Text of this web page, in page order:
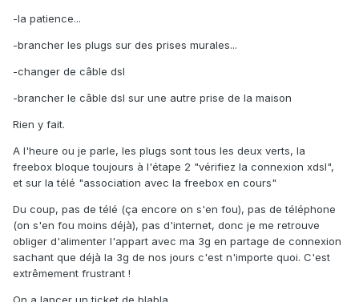
-la patience...
-brancher les plugs sur des prises murales...
-changer de câble dsl
-brancher le câble dsl sur une autre prise de la maison
Rien y fait.
A l'heure ou je parle, les plugs sont tous les deux verts, la
freebox bloque toujours à l'étape 2 "vérifiez la connexion xdsl",
et sur la télé "association avec la freebox en cours"
Du coup, pas de télé (ça encore on s'en fou), pas de téléphone
(on s'en fou moins déjà), pas d'internet, donc je me retrouve
obliger d'alimenter l'appart avec ma 3g en partage de connexion
sachant que déjà la 3g de nos jours c'est n'importe quoi. C'est
extrêmement frustrant !